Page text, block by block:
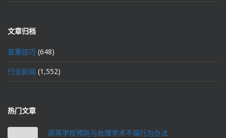
文章归档
查重技巧 (648)
行业新闻 (1,552)
热门文章
高等学校预防与处理学术不端行为办法